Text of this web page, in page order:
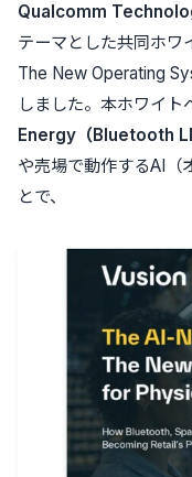
Qualcomm
テーマとした共同ホ
The New Operating
しました。本ホワイト
Energy （Bluetooth
や売場で動作するAI（
とで、